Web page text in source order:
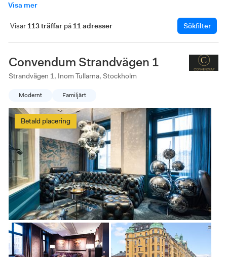
Visa mer
Visar 113 träffar på 11 adresser Sökfilter
Convendum Strandvägen 1
Strandvägen 1, Inom Tullarna, Stockholm
Modernt Familjärt
Betald placering